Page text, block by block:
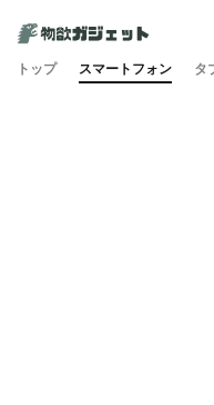
トップ スマートフォン タ